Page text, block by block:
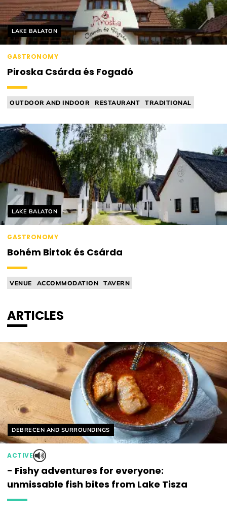
Helyszín címkék:
LAKE BALATON
GASTRONOMY
Piroska Csárda és Fogadó
OUTDOOR AND INDOOR RESTAURANT
TRADITIONAL
Helyszín címkék:
LAKE BALATON
GASTRONOMY
Bohém Birtok és Csárda
VENUE ACCOMMODATION TAVERN
ARTICLES
Helyszín címkék:
DEBRECEN AND SURROUNDINGS
ACTIVE
- Fishy adventures for everyone:
unmissable fish bites from Lake Tisza